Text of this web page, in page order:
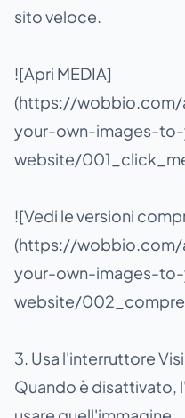
sito veloce.
![Apri MEDIA]
(https://
your-own-images-
website/
![Vedi le versioni
(https://
your-own-images-
website/
3. Usa l'interruttore
Quando è disattivato,